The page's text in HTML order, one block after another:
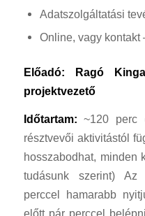
Adatszolgáltatási
Online, vagy kontakt
Előadó: Ragó
projektvezető
Időtartam: ~120 perc
résztvevői aktivitástól
hosszabodhat, minden
tudásunk szerint) Az
perccel hamarabb
előtt pár perccel